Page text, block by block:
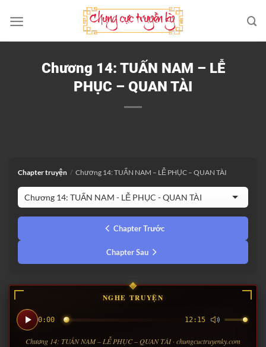
qua
nội
Chương 14: TUẤN NAM – LỄ
PHỤC – QUAN TÀI
Chapter truyện / Chương 14: TUẤN NAM – LỄ PHỤC – QUAN TÀI
Chapter Trước
Chapter Sau
NGHE TRUYỆN
0:00 12:15
Chương 14: TUẤN NAM – LỄ PHỤC – QUAN TÀI · chungcuctruyenky.com